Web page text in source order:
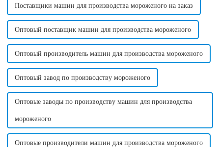
Поставщики машин для производства мороженого на заказ
Оптовый поставщик машин для производства мороженого
Оптовый производитель машин для производства мороженого
Оптовый завод по производству мороженого
Оптовые заводы по производству машин для производства
мороженого
Оптовые производители машин для производства мороженого